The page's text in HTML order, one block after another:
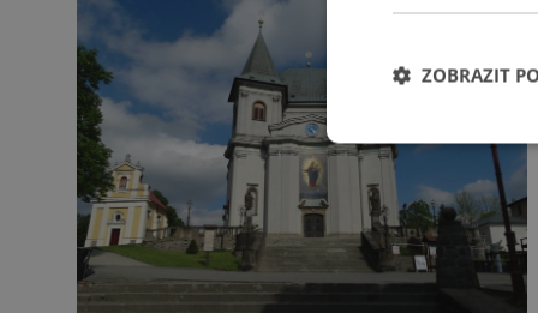
ZOBRAZIT